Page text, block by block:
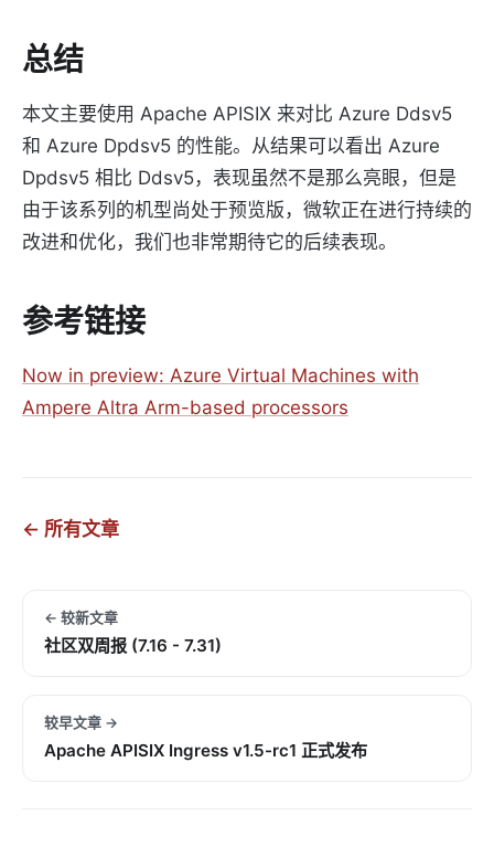
总结
本文主要使用 Apache APISIX 来对比 Azure Ddsv5
和 Azure Dpdsv5 的性能。从结果可以看出 Azure
Dpdsv5 相比 Ddsv5，表现虽然不是那么亮眼，但是
由于该系列的机型尚处于预览版，微软正在进行持续的
改进和优化，我们也非常期待它的后续表现。
参考链接
Now in preview: Azure Virtual Machines with
Ampere Altra Arm-based processors
← 所有文章
← 较新文章
社区双周报 (7.16 - 7.31)
较早文章 →
Apache APISIX Ingress v1.5-rc1 正式发布